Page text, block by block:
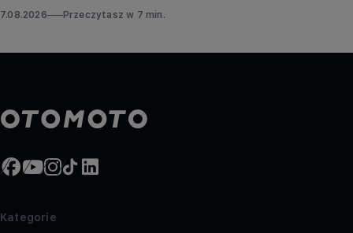
7.08.2026 Przeczytasz w 7 min.
Kategorie